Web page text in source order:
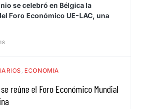
se celebró en Bélgica la
Foro Económico UE-LAC, una
ECONOMIA
reúne el Foro Económico Mundial